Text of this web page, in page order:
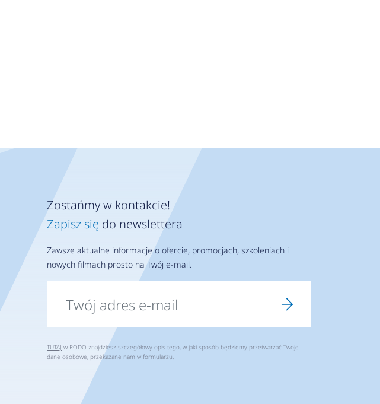
Zostańmy w kontakcie!
Zapisz się do newslettera
Zawsze aktualne informacje o ofercie, promocjach, szkoleniach i
nowych filmach prosto na Twój e-mail.
TUTAJ w RODO znajdziesz szczegółowy opis tego, w jaki sposób będziemy przetwarzać Twoje
dane osobowe, przekazane nam w formularzu.